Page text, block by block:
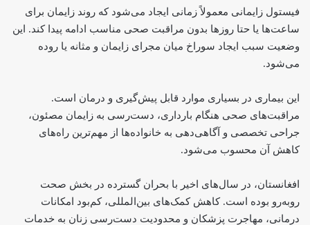
فیستول زایمانی معمولاً زمانی ایجاد می‌شود که روند زایمان برای
ساعت‌ها یا حتا روزها بدون مراقبت صحی مناسب ادامه پیدا کند. این
وضعیت سبب ایجاد سوراخ میان مجرای زایمان و مثانه یا روده
می‌شود.
این بیماری در بسیاری موارد قابل پیش‌گیری و درمان است.
مراقبت‌های صحی هنگام بارداری، دست‌رسی به زایمان مصئون،
جراحی تخصصی و آگاهی‌دهی به خانواده‌ها از مهم‌ترین راه‌های
کاهش آن محسوب می‌شود.
افغانستان، در سال‌های اخیر با بحران گسترده در بخش صحت
روبه‌رو بوده است. کاهش کمک‌های بین‌المللی، کم‌بود امکانات
درمانی، مهاجرت پزشکان و محدودیت دست‌رسی زنان به خدمات